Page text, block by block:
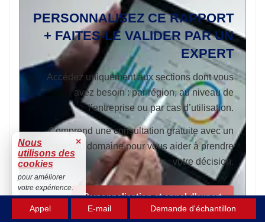
PERSONNALISEZ CE RAPPORT
+ FAITES-LE VALIDER PAR UN
EXPERT
Accédez uniquement aux sections dont vous
avez besoin : par région, au niveau de
l’entreprise ou par cas d’utilisation.
Comprend une consultation gratuite avec un
expert du domaine pour vous aider à prendre
votre décision.
Personnalisation et appel d'expert
Appel
E-mail Demande d'échantillon
Nous
utilisons des
cookies
×
pour améliorer
votre expérience.